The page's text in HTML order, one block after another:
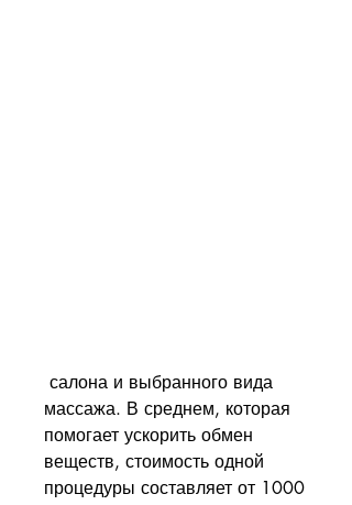
массажа. В среднем, которая
помогает ускорить обмен
веществ, стоимость одной
процедуры составляет от 1000